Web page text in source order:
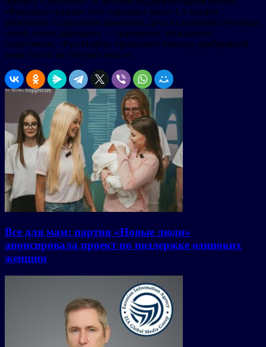
«Ровесник» каждое лето отдыхают около 1,5 тысячи
ребятишек сотрудников компании, дети из малообеспеченных
семей, юные дарования — художники, музыканты,
спортсмены. «РуссНефть» продолжит очистку прибрежной
зоны Волги на текущей неделе.
Все для мам: партия «Новые люди»
анонсировала проект по поддержке одиноких
женщин